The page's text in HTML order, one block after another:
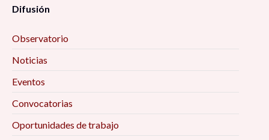
Metamorfosis: Familia, emociones y pandemia
SENTIK: Creación de redes sociales para la
Ciclo de conferencias «Educación, Actividad
Física y Salud» 10:00 am
Difusión
Observatorio
Noticias
Eventos
Convocatorias
Oportunidades de trabajo